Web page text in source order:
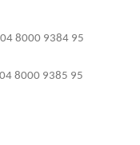
8000 9384 95
8000 9385 95